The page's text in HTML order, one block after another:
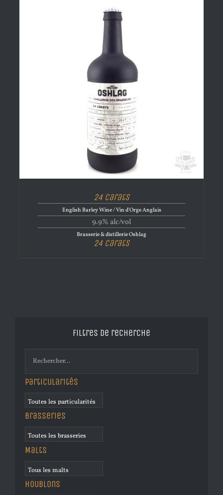
24 Carats
English Barley Wine / Vin d'Orge Anglais
9.9% alc/vol
Brasserie & distillerie Oshlag
24 Carats
Filtres de recherche
Particularités
Brasseries
Malts
Houblons